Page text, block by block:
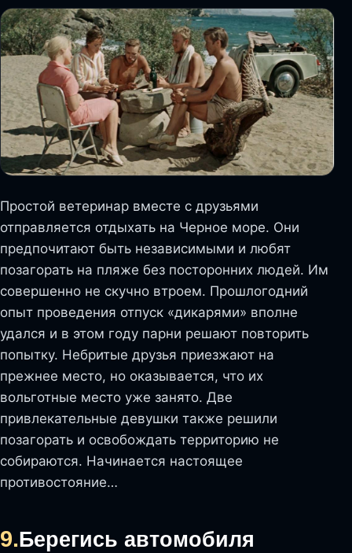
Простой ветеринар вместе с друзьями
отправляется отдыхать на Черное море. Они
предпочитают быть независимыми и любят
позагорать на пляже без посторонних людей. Им
совершенно не скучно втроем. Прошлогодний
опыт проведения отпуск «дикарями» вполне
удался и в этом году парни решают повторить
попытку. Небритые друзья приезжают на
прежнее место, но оказывается, что их
вольготные место уже занято. Две
привлекательные девушки также решили
позагорать и освобождать территорию не
собираются. Начинается настоящее
противостояние…
9.Берегись автомобиля